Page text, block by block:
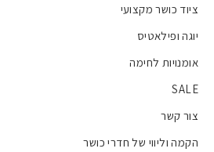
ציוד כושר מקצועי
יוגה ופילאטיס
אומנויות לחימה
SALE
צור קשר
הקמה וליווי של חדרי כושר